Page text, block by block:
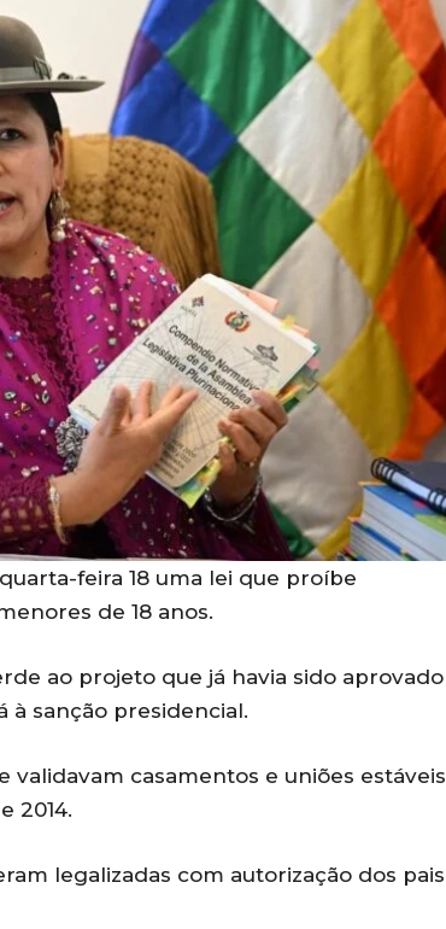
feira 18 uma lei que proíbe
de 18 anos.
ao projeto que já havia sido aprovado
à sanção presidencial.
casamentos e uniões estáveis
2014.
legalizadas com autorização dos pais